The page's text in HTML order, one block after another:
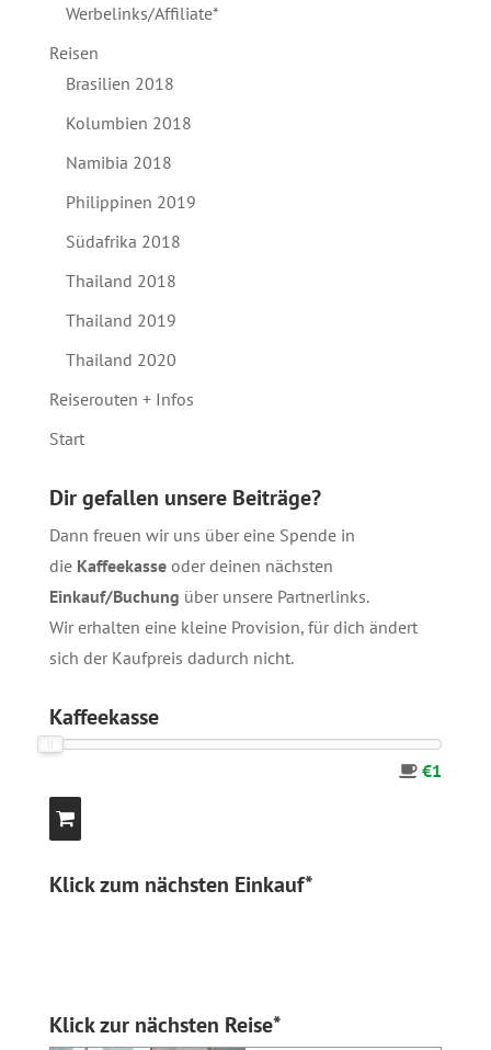
Werbelinks/Affiliate*
Reisen
Brasilien 2018
Kolumbien 2018
Namibia 2018
Philippinen 2019
Südafrika 2018
Thailand 2018
Thailand 2019
Thailand 2020
Reiserouten + Infos
Start
Dir gefallen unsere Beiträge?
Dann freuen wir uns über eine Spende in
die Kaffeekasseoder deinen nächsten
Einkauf/Buchung über unsere Partnerlinks.
Wir erhalten eine kleine Provision, für dich ändert
sich der Kaufpreis dadurch nicht.
Kaffeekasse
€1
Klick zum nächsten Einkauf*
Klick zur nächsten Reise*